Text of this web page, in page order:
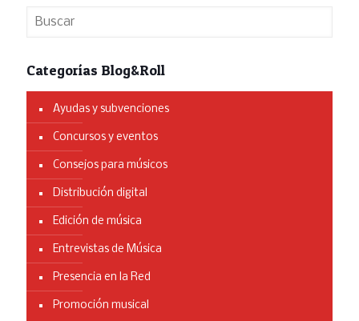
Categorías Blog&Roll
Ayudas y subvenciones
Concursos y eventos
Consejos para músicos
Distribución digital
Edición de música
Entrevistas de Música
Presencia en la Red
Promoción musical